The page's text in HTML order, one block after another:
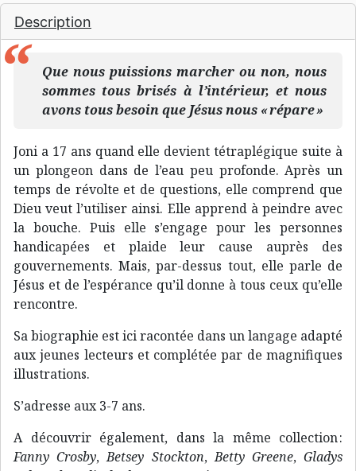
Description
Que nous puissions marcher ou non, nous
sommes tous brisés à l’intérieur, et nous
avons tous besoin que Jésus nous « répare »
Joni a 17 ans quand elle devient tétraplégique suite à
un plongeon dans de l’eau peu profonde. Après un
temps de révolte et de questions, elle comprend que
Dieu veut l’utiliser ainsi. Elle apprend à peindre avec
la bouche. Puis elle s’engage pour les personnes
handicapées et plaide leur cause auprès des
gouvernements. Mais, par-dessus tout, elle parle de
Jésus et de l’espérance qu’il donne à tous ceux qu’elle
rencontre.
Sa biographie est ici racontée dans un langage adapté
aux jeunes lecteurs et complétée par de magnifiques
illustrations.
S’adresse aux 3-7 ans.
A découvrir également, dans la même collection :
Fanny Crosby,Betsey Stockton,Betty Greene,Gladys